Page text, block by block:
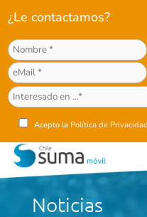
¿Le contactamos?
Acepto la Política de Privacidad
Noticias